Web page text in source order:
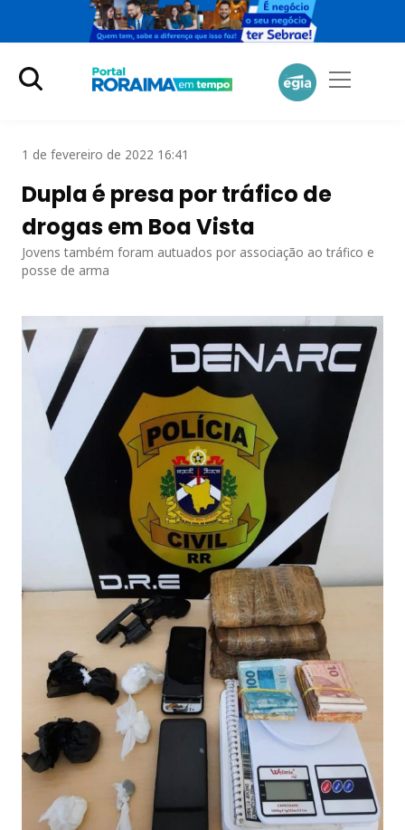
1 de fevereiro de 2022 16:41
Dupla é presa por tráfico de
drogas em Boa Vista
Jovens também foram autuados por associação ao tráfico e
posse de arma